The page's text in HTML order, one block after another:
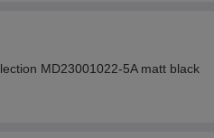
MD23001022-5A matt black